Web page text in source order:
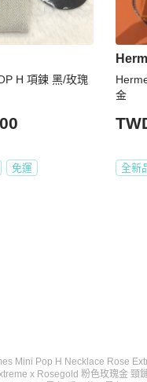
H 項鍊 黑/玫瑰
免運
金
全新
Mini Pop H Necklace Rose
x Rosegold 粉色玫瑰金 頸